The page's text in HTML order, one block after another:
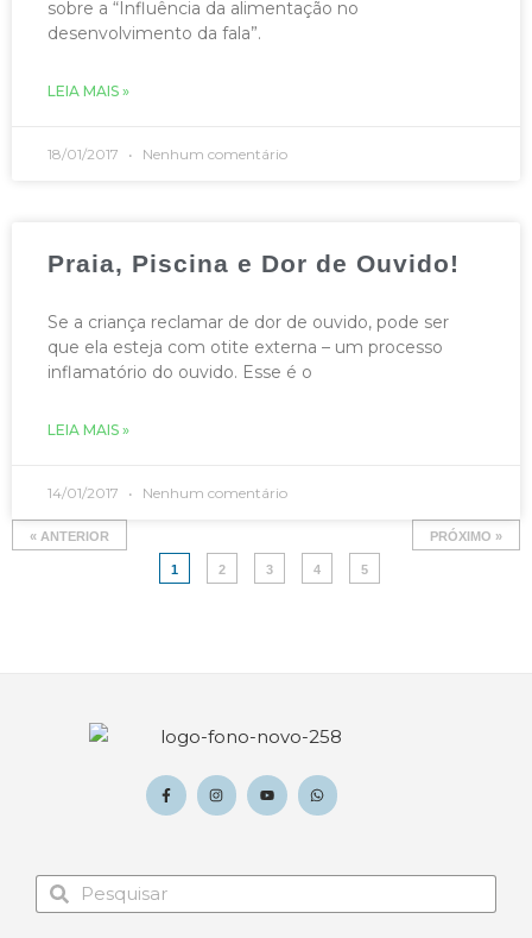
sobre a “Influência da alimentação no
desenvolvimento da fala”.
LEIA MAIS »
18/01/2017 Nenhum comentário
Praia, Piscina e Dor de Ouvido!
Se a criança reclamar de dor de ouvido, pode ser
que ela esteja com otite externa – um processo
inflamatório do ouvido. Esse é o
LEIA MAIS »
14/01/2017 Nenhum comentário
« ANTERIOR
1 2 3 4 5
PRÓXIMO »